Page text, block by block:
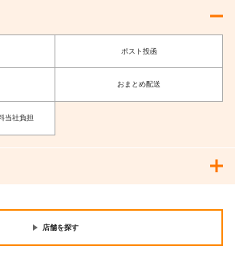
ポスト投函
おまとめ配送
当社負担
店舗を探す